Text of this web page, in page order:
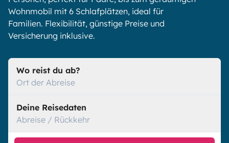
Wohnmobil mit 6 Schlafplätzen, ideal für
Familien. Flexibilität, günstige Preise und
Versicherung inklusive.
Wo reist du ab?
Ort der Abreise
Deine Reisedaten
Abreise / Rückkehr